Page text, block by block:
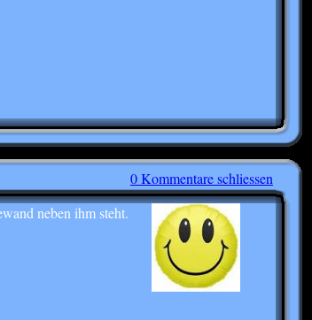
0 Kommentare schliessen
neben ihm steht.